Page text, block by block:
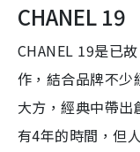
CHANEL 19
CHANEL 19是已
作，結合品牌不少
大方，經典中帶
有4年的時間，但